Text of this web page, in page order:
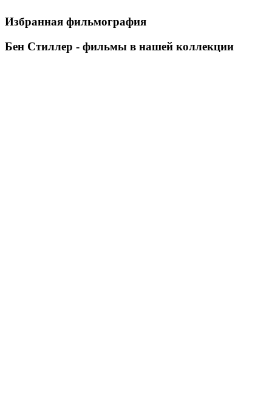
Избранная фильмография
Бен Стиллер - фильмы в нашей коллекции